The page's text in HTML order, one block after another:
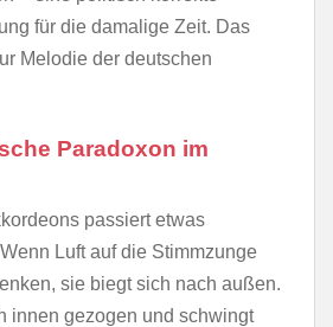
für die damalige Zeit. Das
Melodie der deutschen
Paradoxon im
passiert etwas
Luft auf die Stimmzunge
sie biegt sich nach außen.
innen gezogen und schwingt